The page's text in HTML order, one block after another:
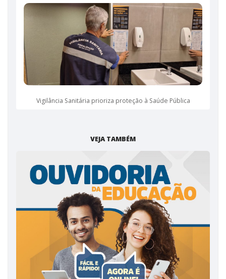
Vigilância Sanitária prioriza proteção à Saúde Pública
VEJA TAMBÉM